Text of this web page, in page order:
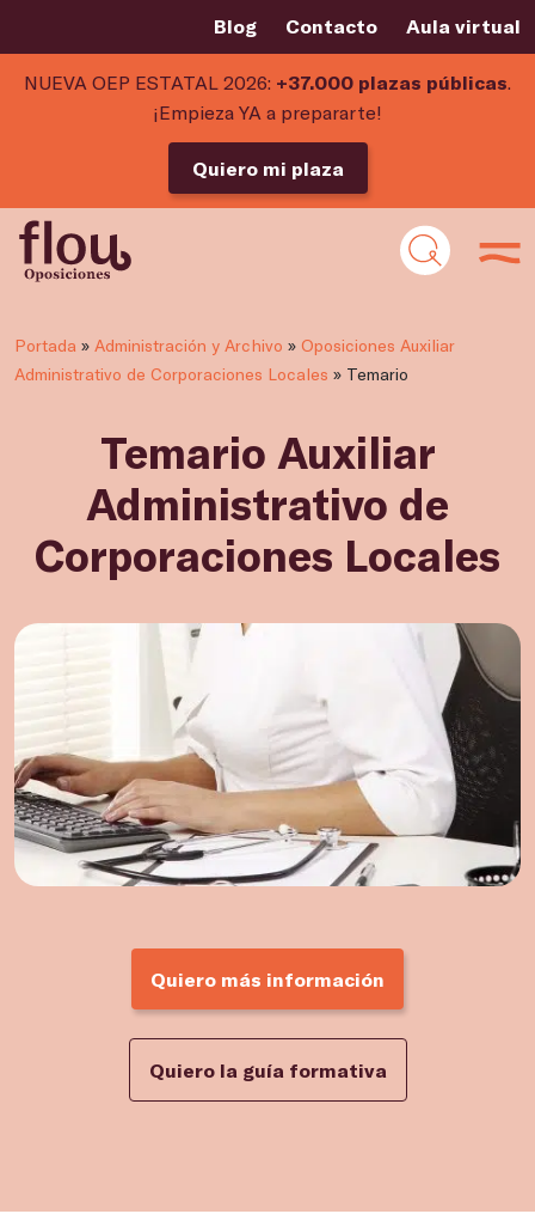
Blog Contacto Aula virtual
NUEVA OEP ESTATAL 2026: +37.000 plazas públicas.
¡Empieza YA a prepararte!
Quiero mi plaza
Portada » Administración y Archivo » Oposiciones Auxiliar
Administrativo de Corporaciones Locales » Temario
Temario Auxiliar
Administrativo de
Corporaciones Locales
Quiero más información
Quiero la guía formativa